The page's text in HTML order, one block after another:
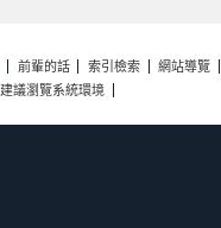
前輩的話 索引檢索
網站導覽
建議瀏覽系統環境